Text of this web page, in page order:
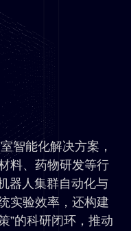
智能化解决方案，
料、药物研发等行
器人集群自动化与
实验效率，还构建
”的科研闭环，推动